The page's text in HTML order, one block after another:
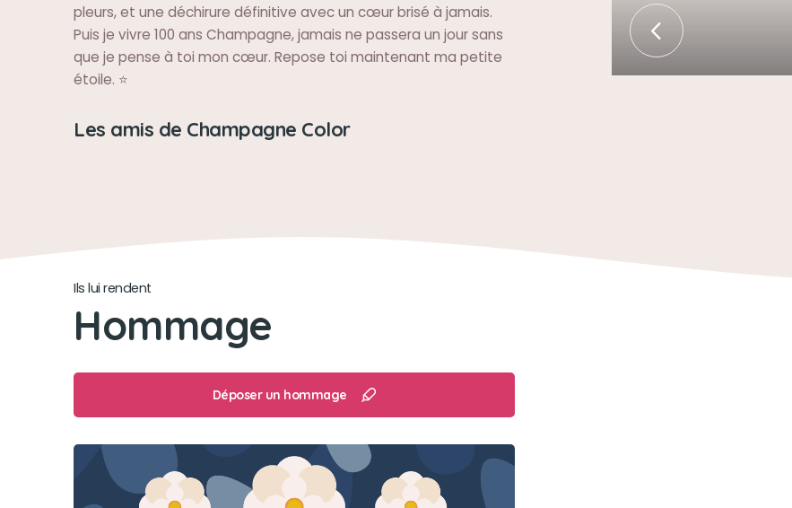
pleurs, et une déchirure définitive avec un cœur brisé à jamais.
Puis je vivre 100 ans Champagne, jamais ne passera un jour sans
que je pense à toi mon cœur. Repose toi maintenant ma petite
étoile. ⭐️
Les amis de Champagne Color
Ils lui rendent
Hommage
Déposer un hommage